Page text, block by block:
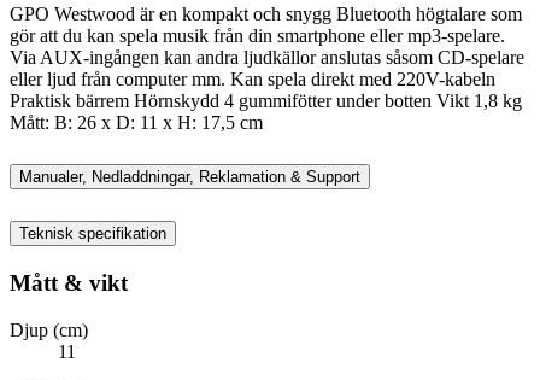
GPO Westwood är en kompakt och snygg Bluetooth högtalare som
gör att du kan spela musik från din smartphone eller mp3-spelare.
Via AUX-ingången kan andra ljudkällor anslutas såsom CD-spelare
eller ljud från computer mm. Kan spela direkt med 220V-kabeln
Praktisk bärrem Hörnskydd 4 gummifötter under botten Vikt 1,8 kg
Mått: B: 26 x D: 11 x H: 17,5 cm
Manualer, Nedladdningar, Reklamation & Support
Teknisk specifikation
Mått & vikt
Djup (cm)
11